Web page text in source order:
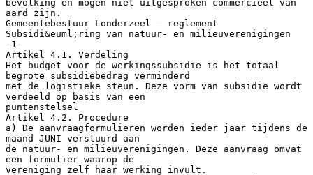
bevolking en mogen niet uitgesproken commercieel van
aard zijn.
Gemeentebestuur Londerzeel – reglement
Subsidi&euml;ring van natuur- en milieuverenigingen
-1-
Artikel 4.1. Verdeling
Het budget voor de werkingssubsidie is het totaal
begrote subsidiebedrag verminderd
met de logistieke steun. Deze vorm van subsidie wordt
verdeeld op basis van een
puntenstelsel
Artikel 4.2. Procedure
a) De aanvraagformulieren worden ieder jaar tijdens de
maand JUNI verstuurd aan
de natuur- en milieuverenigingen. Deze aanvraag omvat
een formulier waarop de
vereniging zelf haar werking invult.